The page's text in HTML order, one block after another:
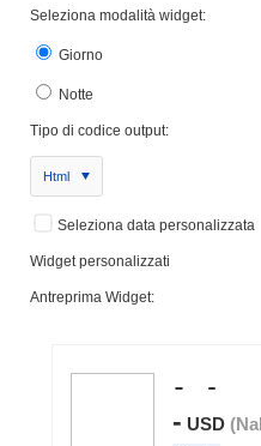
Seleziona modalità widget:
Giorno
Notte
Tipo di codice output:
Html
Seleziona data personalizzata
Widget personalizzati
Antreprima Widget: